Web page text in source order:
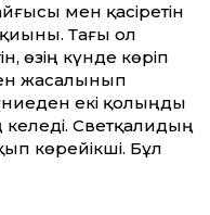
мен қасіретін
Тағы ол
өзің күнде көріп
жасалынып
екі қолыңды
келеді. Светқалидың
көрейікші. Бұл